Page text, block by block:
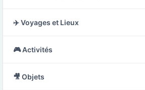
✈️ Voyages et Lieux
🎮 Activités
🎥 Objets